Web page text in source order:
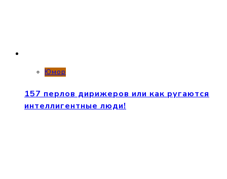
Юмор
157 перлов дирижеров или как ругаются
интеллигентные люди!